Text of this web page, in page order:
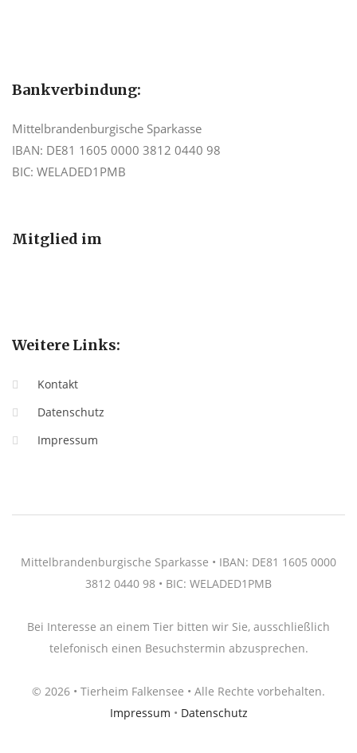
Bankverbindung:
Mittelbrandenburgische Sparkasse
IBAN: DE81 1605 0000 3812 0440 98
BIC: WELADED1PMB
Mitglied im
Weitere Links:
Kontakt
Datenschutz
Impressum
Mittelbrandenburgische Sparkasse • IBAN: DE81 1605 0000
3812 0440 98 • BIC: WELADED1PMB
Bei Interesse an einem Tier bitten wir Sie, ausschließlich
telefonisch einen Besuchstermin abzusprechen.
© 2026 • Tierheim Falkensee • Alle Rechte vorbehalten.
Impressum • Datenschutz